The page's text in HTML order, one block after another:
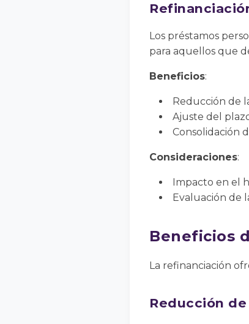
Los préstamos
para aquellos que
Beneficios:
Reducción de
Ajuste del
Consolidación
Consideraciones:
Impacto en el
Evaluación de
Beneficios
La refinanciación
Reducción